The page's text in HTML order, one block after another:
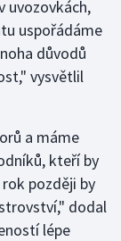
uvozovkách,
uspořádáme
důvodů
vysvětlil
a máme
kteří by
později by
dodal
lépe